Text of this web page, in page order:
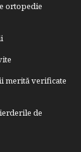
ortopedie
merită verificate
de